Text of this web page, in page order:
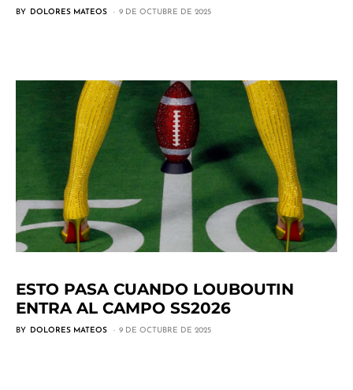
BY DOLORES MATEOS 9 DE OCTUBRE DE 2025
ESTO PASA CUANDO LOUBOUTIN
ENTRA AL CAMPO SS2026
BY DOLORES MATEOS 9 DE OCTUBRE DE 2025